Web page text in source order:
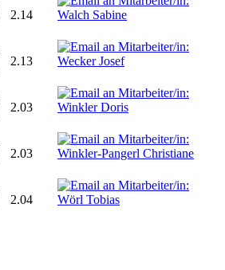
2.14
2.13
2.03
2.03
2.04